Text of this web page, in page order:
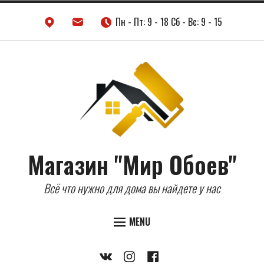
Пн - Пт: 9 - 18 Сб - Вс: 9 - 15
Магазин "Мир Обоев"
Всё что нужно для дома вы найдете у нас
MENU
VkontakteInstagramFacebook